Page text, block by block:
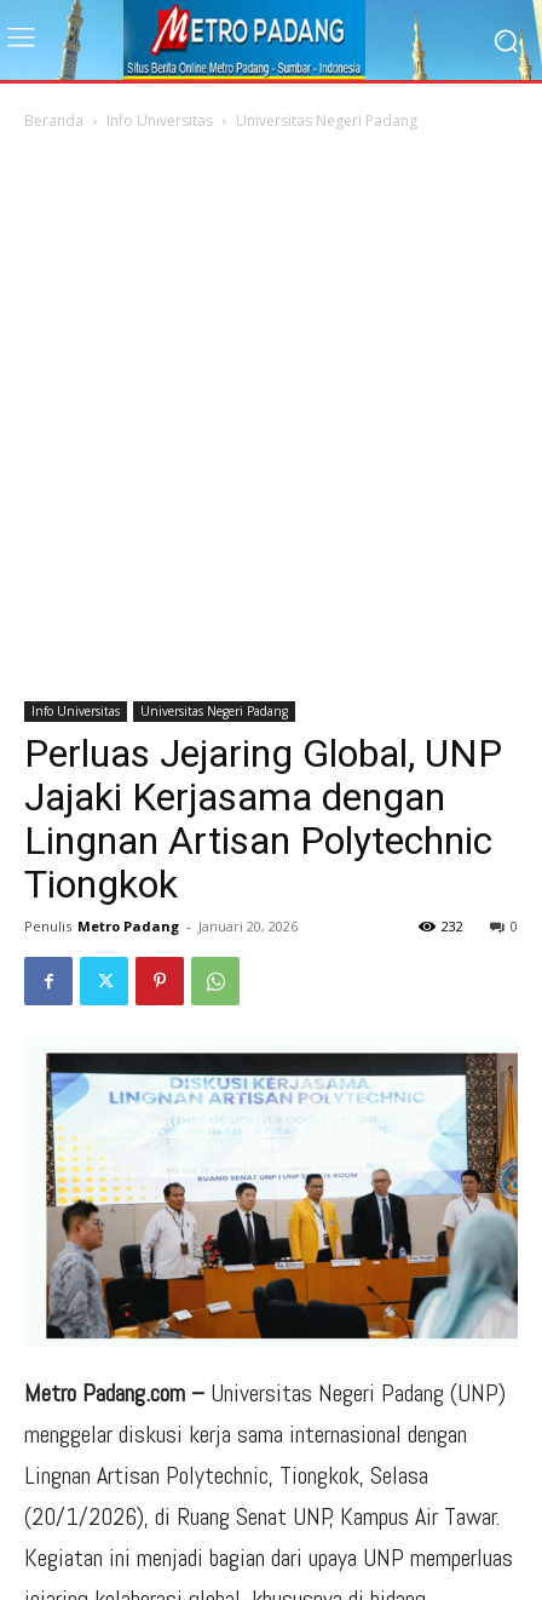
Beranda Info Universitas Universitas Negeri Padang
Info Universitas Universitas Negeri Padang
Perluas Jejaring Global, UNP
Jajaki Kerjasama dengan
Lingnan Artisan Polytechnic
Tiongkok
Penulis Metro Padang - Januari 20, 2026 0
232
Metro Padang.com – Universitas Negeri Padang (UNP)
menggelar diskusi kerja sama internasional dengan
Lingnan Artisan Polytechnic, Tiongkok, Selasa
(20/1/2026), di Ruang Senat UNP, Kampus Air Tawar.
Kegiatan ini menjadi bagian dari upaya UNP memperluas